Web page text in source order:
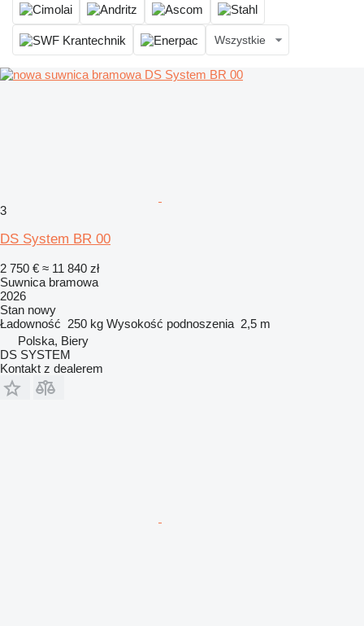
Wszystkie
3
DS System BR 00
2 750 € ≈ 11 840 zł
Suwnica bramowa
2026
Stan nowy
Ładowność 250 kg Wysokość podnoszenia 2,5 m
Polska, Biery
DS SYSTEM
Kontakt z dealerem